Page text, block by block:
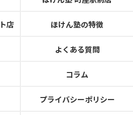
店 ほけん塾の特徴
よくある質問
コラム
プライバシーポリシー